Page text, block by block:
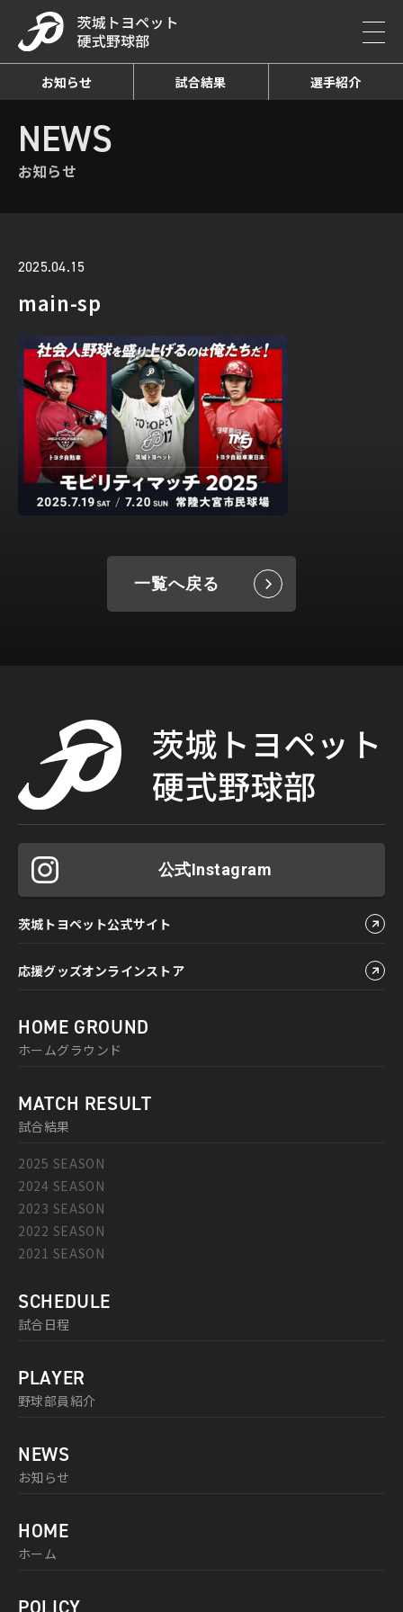
お知らせ 試合結果 選手紹介
HOME お知らせ詳細
NEWS
お知らせ
2025.04.15
main-sp
一覧へ戻る
公式Instagram
茨城トヨペット公式サイト
応援グッズオンラインストア
HOME GROUND
ホームグラウンド
MATCH RESULT
試合結果
2025 SEASON
2024 SEASON
2023 SEASON
2022 SEASON
2021 SEASON
SCHEDULE
試合日程
PLAYER
野球部員紹介
NEWS
お知らせ
HOME
ホーム